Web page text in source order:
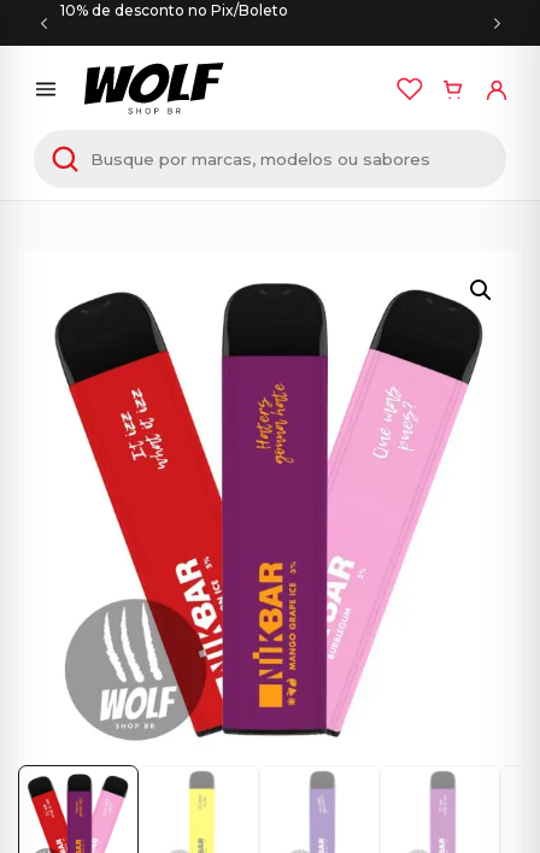
10% de desconto no Pix/Boleto
Início /NIKBAR/ NIKBAR – Mini – 1500 Puffs – Pod